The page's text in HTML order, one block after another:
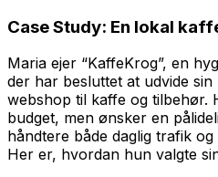
Case Study: En lokal
Maria ejer “KaffeKrog”, en
der har besluttet at udvide
webshop til kaffe og tilbehør.
budget, men ønsker en
håndtere både daglig trafik
Her er, hvordan hun valgte